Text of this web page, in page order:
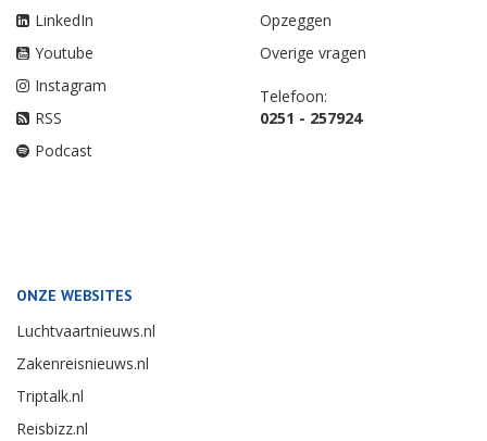
LinkedIn
Youtube
Instagram
RSS
Podcast
Opzeggen
Overige vragen
Telefoon:
0251 - 257924
ONZE WEBSITES
Luchtvaartnieuws.nl
Zakenreisnieuws.nl
Triptalk.nl
Reisbizz.nl